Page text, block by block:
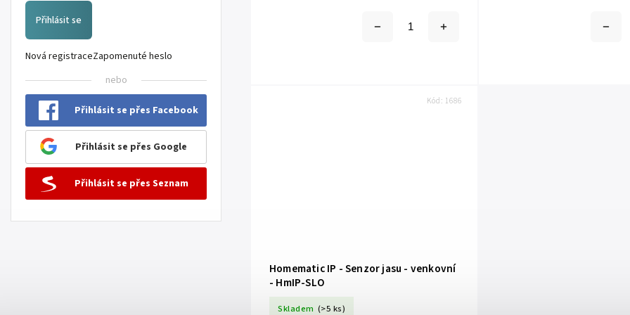
Přihlásit se
Nová registraceZapomenuté heslo
nebo
Přihlásit se přes Facebook
Přihlásit se přes Google
Přihlásit se přes Seznam
Homematic IP - Senzor jasu - venkovní
- HmIP-SLO
Skladem (>5 ks)
Kód: 1686